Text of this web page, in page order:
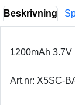
Beskrivning
1200mAh 3.7V
Art.nr: X5SC-